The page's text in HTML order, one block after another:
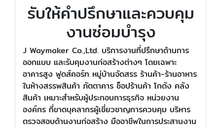
รับให้คำปรึกษาและควบคุม
งานซ่อมบำรุง
J Waymaker Co.,Ltd. บริการงานที่ปรึกษาด้านการ
ออกแบบ และรับคุมงานก่อสร้างต่างๆ โดยเฉพาะ
อาคารสูง ฟูดส์คอร์ท หมู่บ้านจัดสรร ร้านค้า-ร้านอาหาร
ในห้างสรรพสินค้า ภัตตาคาร ช็อปร้านค้า โกดัง คลัง
สินค้า เหมาะสำหรับผู้ประกอบการธุรกิจ หน่วยงาน
องค์กร ที่ขาดบุคลากรผู้เชี่ยวชาญการควบคุม บริหาร
ตรวจสอบด้านงานก่อสร้าง มืออาชีพในการประสานงาน